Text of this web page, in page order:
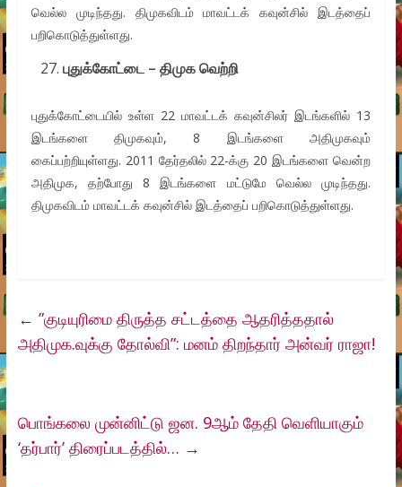
வெல்ல முடிந்தது. திமுகவிடம் மாவட்டக் கவுன்சில் இடத்தைப்
பறிகொடுத்துள்ளது.
புதுக்கோட்டை – திமுக வெற்றி
புதுக்கோட்டையில் உள்ள 22 மாவட்டக் கவுன்சிலர் இடங்களில் 13
இடங்களை திமுகவும், 8 இடங்களை அதிமுகவும்
கைப்பற்றியுள்ளது. 2011 தேர்தலில் 22-க்கு 20 இடங்களை வென்ற
அதிமுக, தற்போது 8 இடங்களை மட்டுமே வெல்ல முடிந்தது.
திமுகவிடம் மாவட்டக் கவுன்சில் இடத்தைப் பறிகொடுத்துள்ளது.
← ”குடியுரிமை திருத்த சட்டத்தை ஆதரித்ததால்
அதிமுக.வுக்கு தோல்வி”: மனம் திறந்தார் அன்வர் ராஜா!
பொங்கலை முன்னிட்டு ஜன. 9ஆம் தேதி வெளியாகும்
‘தர்பார்’ திரைப்படத்தில்… →